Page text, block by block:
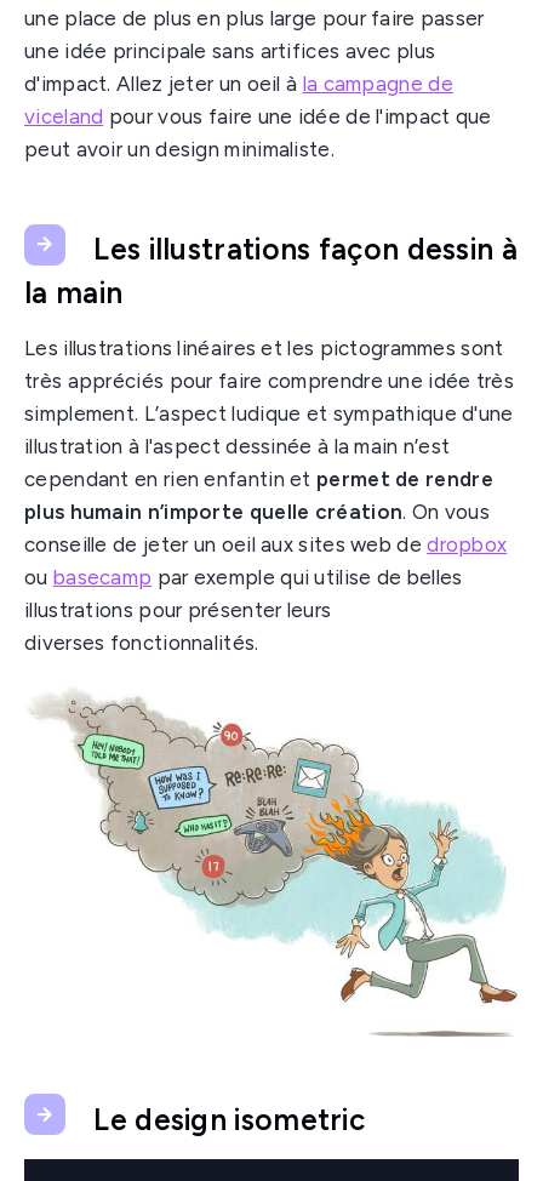
une place de plus en plus large pour faire passer
une idée principale sans artifices avec plus
d'impact. Allez jeter un oeil à la campagne de
viceland pour vous faire une idée de l'impact que
peut avoir un design minimaliste.
Les illustrations façon dessin à
la main
Les illustrations linéaires et les pictogrammes sont
très appréciés pour faire comprendre une idée très
simplement. L’aspect ludique et sympathique d'une
illustration à l'aspect dessinée à la main n’est
cependant en rien enfantin et permet de rendre
plus humain n’importe quelle création. On vous
conseille de jeter un oeil aux sites web dedropbox
ou basecamp par exemple qui utilise de belles
illustrations pour présenter leurs
diverses fonctionnalités.
Le design isometric